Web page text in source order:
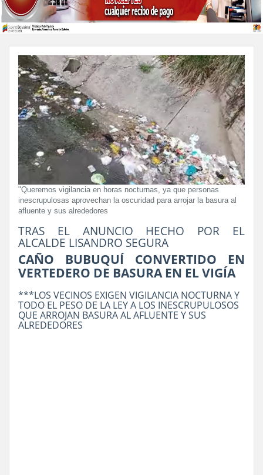
"Queremos vigilancia en horas nocturnas, ya que personas
inescrupulosas aprovechan la oscuridad para arrojar la basura al
afluente y sus alrededores
TRAS EL ANUNCIO HECHO POR EL
ALCALDE LISANDRO SEGURA
CAÑO BUBUQUÍ CONVERTIDO EN
VERTEDERO DE BASURA EN EL VIGÍA
***LOS VECINOS EXIGEN VIGILANCIA NOCTURNA Y
TODO EL PESO DE LA LEY A LOS INESCRUPULOSOS
QUE ARROJAN BASURA AL AFLUENTE Y SUS
ALREDEDORES